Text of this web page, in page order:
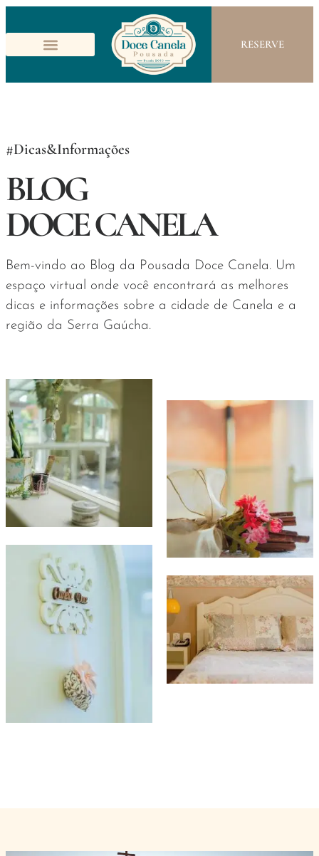
RESERVE
#Dicas&Informações
BLOG
DOCE CANELA
Bem-vindo ao Blog da Pousada Doce Canela. Um
espaço virtual onde você encontrará as melhores
dicas e informações sobre a cidade de Canela e a
região da Serra Gaúcha.